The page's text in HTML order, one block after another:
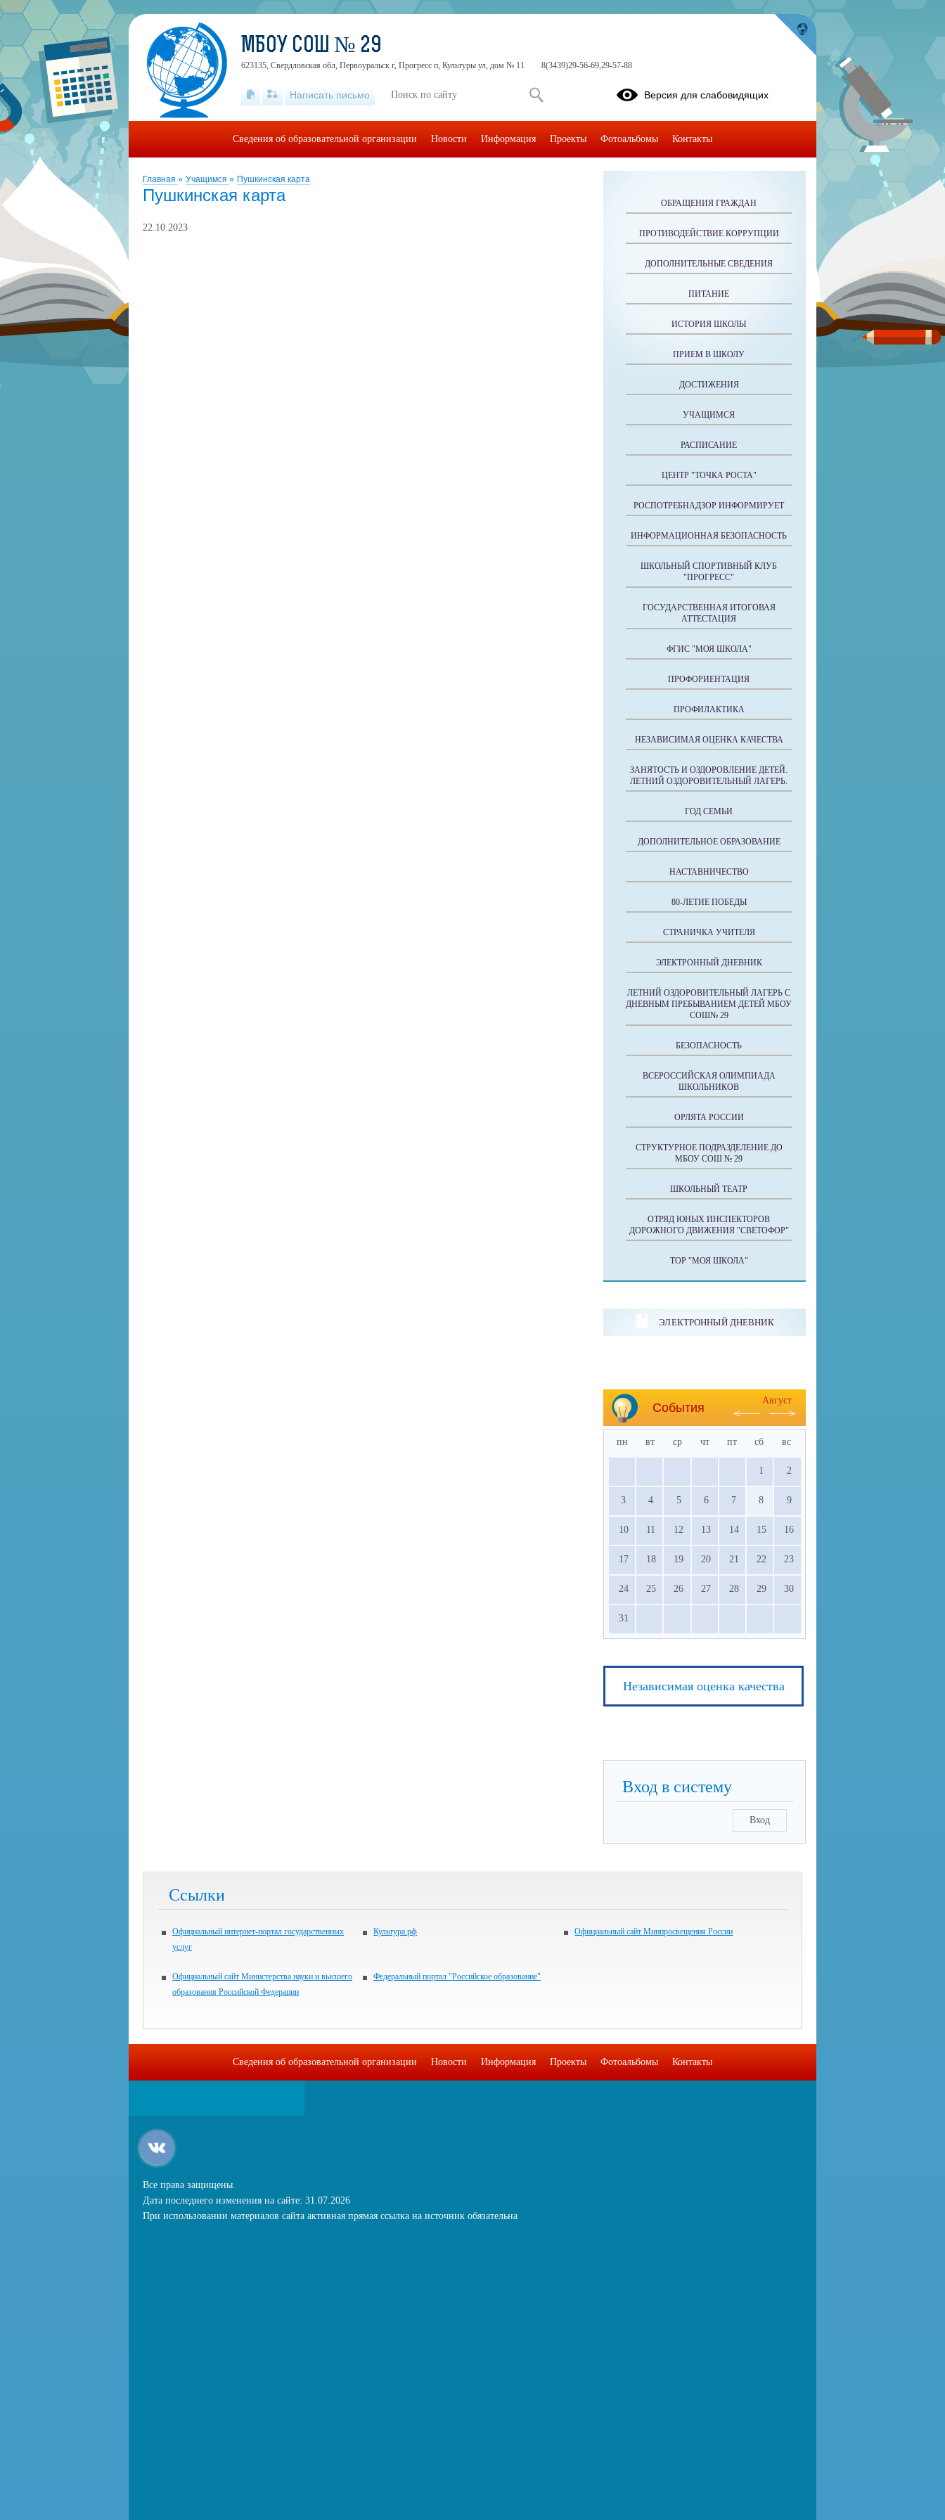
Главная » Учащимся » Пушкинская карта
Пушкинская карта
22.10.2023
ОБРАЩЕНИЯ ГРАЖДАН
ПРОТИВОДЕЙСТВИЕ КОРРУПЦИИ
ДОПОЛНИТЕЛЬНЫЕ СВЕДЕНИЯ
ПИТАНИЕ
ИСТОРИЯ ШКОЛЫ
ПРИЕМ В ШКОЛУ
ДОСТИЖЕНИЯ
УЧАЩИМСЯ
РАСПИСАНИЕ
ЦЕНТР "ТОЧКА РОСТА"
РОСПОТРЕБНАДЗОР ИНФОРМИРУЕТ
ИНФОРМАЦИОННАЯ БЕЗОПАСНОСТЬ
ШКОЛЬНЫЙ СПОРТИВНЫЙ КЛУБ
"ПРОГРЕСС"
ГОСУДАРСТВЕННАЯ ИТОГОВАЯ
АТТЕСТАЦИЯ
ФГИС "МОЯ ШКОЛА"
ПРОФОРИЕНТАЦИЯ
ПРОФИЛАКТИКА
НЕЗАВИСИМАЯ ОЦЕНКА КАЧЕСТВА
ЗАНЯТОСТЬ И ОЗДОРОВЛЕНИЕ ДЕТЕЙ.
ЛЕТНИЙ ОЗДОРОВИТЕЛЬНЫЙ ЛАГЕРЬ.
ГОД СЕМЬИ
ДОПОЛНИТЕЛЬНОЕ ОБРАЗОВАНИЕ
НАСТАВНИЧЕСТВО
80-ЛЕТИЕ ПОБЕДЫ
СТРАНИЧКА УЧИТЕЛЯ
ЭЛЕКТРОННЫЙ ДНЕВНИК
ЛЕТНИЙ ОЗДОРОВИТЕЛЬНЫЙ ЛАГЕРЬ С
ДНЕВНЫМ ПРЕБЫВАНИЕМ ДЕТЕЙ МБОУ
СОШ№ 29
БЕЗОПАСНОСТЬ
ВСЕРОССИЙСКАЯ ОЛИМПИАДА
ШКОЛЬНИКОВ
ОРЛЯТА РОССИИ
СТРУКТУРНОЕ ПОДРАЗДЕЛЕНИЕ ДО
МБОУ СОШ № 29
ШКОЛЬНЫЙ ТЕАТР
ОТРЯД ЮНЫХ ИНСПЕКТОРОВ
ДОРОЖНОГО ДВИЖЕНИЯ "СВЕТОФОР"
ТОР "МОЯ ШКОЛА"
ЭЛЕКТРОННЫЙ ДНЕВНИК
События
Август
пн вт ср чт пт сб вс
1 2
3 4 5 6 7 8 9
10 11 12 13 14 15 16
17 18 19 20 21 22 23
24 25 26 27 28 29 30
31
Независимая оценка качества
Вход в систему
Вход
Ссылки
Официальный интернет-портал государственных
услуг
Культура.рф Официальный сайт Минпросвещения России
Официальный сайт Министерства науки и высшего
образования Российской Федерации
Федеральный портал "Российское образование"
МБОУ СОШ № 29
623135, Свердловская обл, Первоуральск г, Прогресс п, Культуры ул, дом № 11 8(3439)29-56-69,29-57-88
Написать письмо Версия для слабовидящих
Сведения об образовательной организации Новости Информация Проекты Фотоальбомы Контакты
Сведения об образовательной организации Новости Информация Проекты Фотоальбомы Контакты
Все права защищены.
Дата последнего изменения на сайте: 31.07.2026
При использовании материалов сайта активная прямая ссылка на источник обязательна